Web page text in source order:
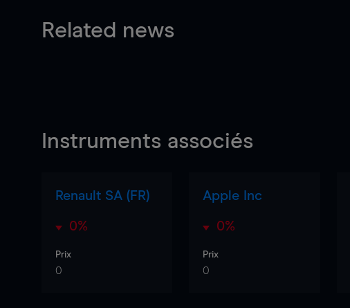
Related news
Instruments associés
Renault SA (FR)
0%
Prix
0
Apple Inc
0%
Prix
0